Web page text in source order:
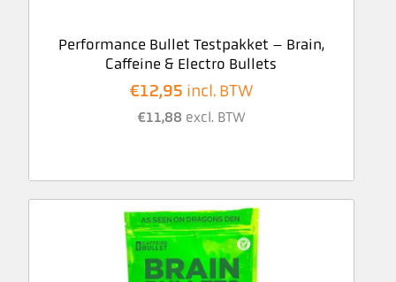
Performance Bullet Testpakket – Brain,
Caffeine & Electro Bullets
€12,95 incl. BTW
€11,88 excl. BTW